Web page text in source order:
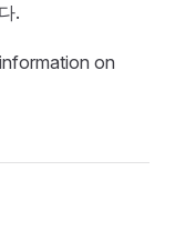
.
on